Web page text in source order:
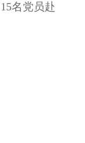
15名党员赴